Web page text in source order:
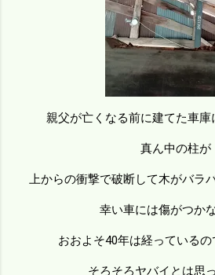
親父が亡くなる前に建てた車庫
真ん中の柱が
上からの衝撃で破断して木がバラ
幸い車には傷がつかな
おおよそ40年は経っているの
そろそろヤバイとは思